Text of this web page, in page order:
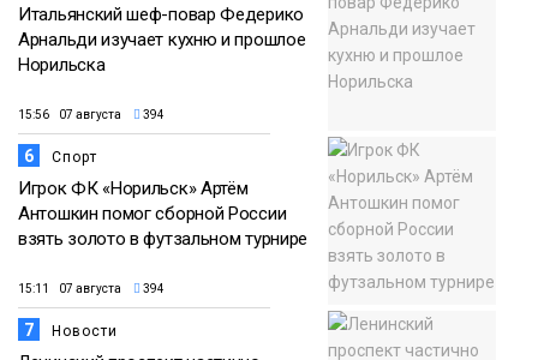
Итальянский шеф-повар Федерико
Арнальди изучает кухню и прошлое
Норильска
15:56 07 августа 394
6 Спорт
Игрок ФК «Норильск» Артём
Антошкин помог сборной России
взять золото в футзальном турнире
15:11 07 августа 394
7 Новости